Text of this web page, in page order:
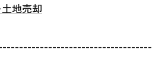
地売却